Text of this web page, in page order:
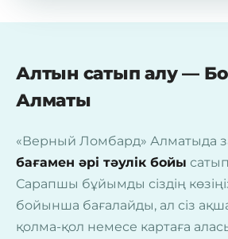
Алтын сатып алу —
Алматы
«Верный Ломбард» Алматыда
бағамен әрі тәулік бойы
Сарапшы бұйымды сіздің
бойынша бағалайды, ал сіз
қолма-қол немесе картаға